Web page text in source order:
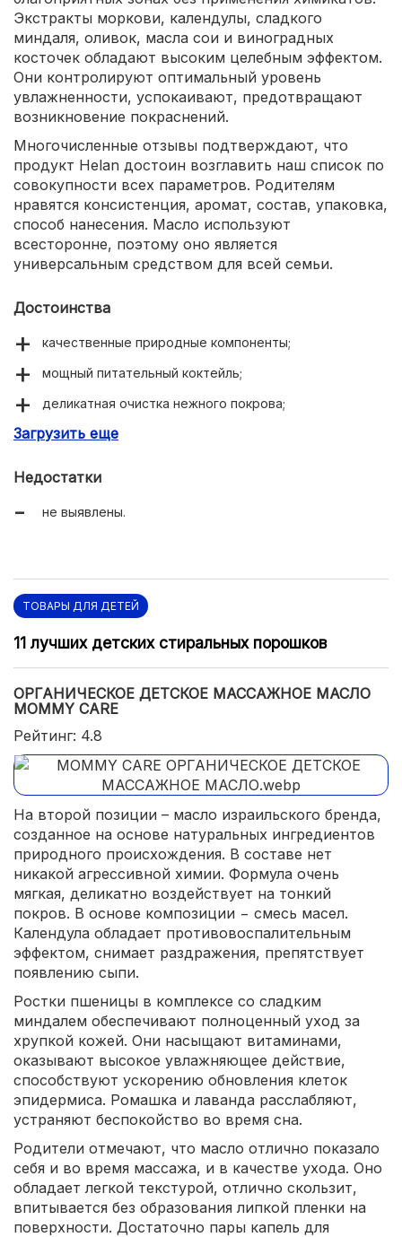
Экстракты моркови, календулы, сладкого
миндаля, оливок, масла сои и виноградных
косточек обладают высоким целебным эффектом.
Они контролируют оптимальный уровень
увлажненности, успокаивают, предотвращают
возникновение покраснений.
Многочисленные отзывы подтверждают, что
продукт Helan достоин возглавить наш список по
совокупности всех параметров. Родителям
нравятся консистенция, аромат, состав, упаковка,
способ нанесения. Масло используют
всесторонне, поэтому оно является
универсальным средством для всей семьи.
Достоинства
качественные природные компоненты;
мощный питательный коктейль;
деликатная очистка нежного покрова;
восстановление нормального PH кожи.
Загрузить еще
Недостатки
не выявлены.
ТОВАРЫ ДЛЯ ДЕТЕЙ
11 лучших детских стиральных порошков
ОРГАНИЧЕСКОЕ ДЕТСКОЕ МАССАЖНОЕ МАСЛО
MOMMY CARE
Рейтинг: 4.8
На второй позиции – масло израильского бренда,
созданное на основе натуральных ингредиентов
природного происхождения. В составе нет
никакой агрессивной химии. Формула очень
мягкая, деликатно воздействует на тонкий
покров. В основе композиции − смесь масел.
Календула обладает противовоспалительным
эффектом, снимает раздражения, препятствует
появлению сыпи.
Ростки пшеницы в комплексе со сладким
миндалем обеспечивают полноценный уход за
хрупкой кожей. Они насыщают витаминами,
оказывают высокое увлажняющее действие,
способствуют ускорению обновления клеток
эпидермиса. Ромашка и лаванда расслабляют,
устраняют беспокойство во время сна.
Родители отмечают, что масло отлично показало
себя и во время массажа, и в качестве ухода. Оно
обладает легкой текстурой, отлично скользит,
впитывается без образования липкой пленки на
поверхности. Достаточно пары капель для